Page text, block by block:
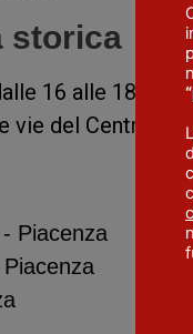
storica
16 alle 18
vie del Centro,
Piacenza